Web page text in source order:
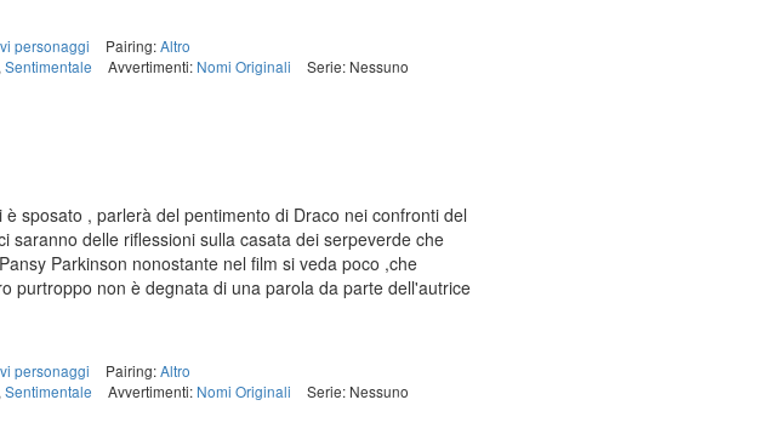
personaggi Pairing:Altro
Sentimentale Avvertimenti: Nomi Originali
Serie: Nessuno
sposato , parlerà del pentimento di Draco nei confronti del
delle riflessioni sulla casata dei serpeverde che
Parkinson nonostante nel film si veda poco ,che
purtroppo non è degnata di una parola da parte dell'autrice
personaggi Pairing:Altro
Sentimentale Avvertimenti: Nomi Originali
Serie: Nessuno